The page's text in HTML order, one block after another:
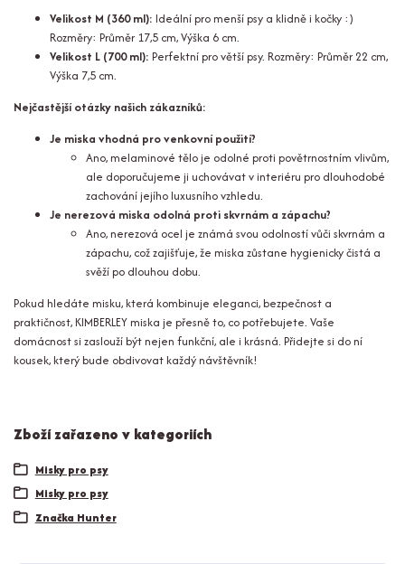
Velikost M (360 ml): Ideální pro menší psy a klidně i kočky :)
Rozměry: Průměr 17,5 cm, Výška 6 cm.
Velikost L (700 ml): Perfektní pro větší psy. Rozměry: Průměr 22 cm,
Výška 7,5 cm.
Nejčastější otázky našich zákazníků:
Je miska vhodná pro venkovní použití?
Ano, melaminové tělo je odolné proti povětrnostním vlivům,
ale doporučujeme ji uchovávat v interiéru pro dlouhodobé
zachování jejího luxusního vzhledu.
Je nerezová miska odolná proti skvrnám a zápachu?
Ano, nerezová ocel je známá svou odolností vůči skvrnám a
zápachu, což zajišťuje, že miska zůstane hygienicky čistá a
svěží po dlouhou dobu.
Pokud hledáte misku, která kombinuje eleganci, bezpečnost a
praktičnost, KIMBERLEY miska je přesně to, co potřebujete. Vaše
domácnost si zaslouží být nejen funkční, ale i krásná. Přidejte si do ní
kousek, který bude obdivovat každý návštěvník!
Zboží zařazeno v kategoriích
Misky pro psy
Misky pro psy
Značka Hunter